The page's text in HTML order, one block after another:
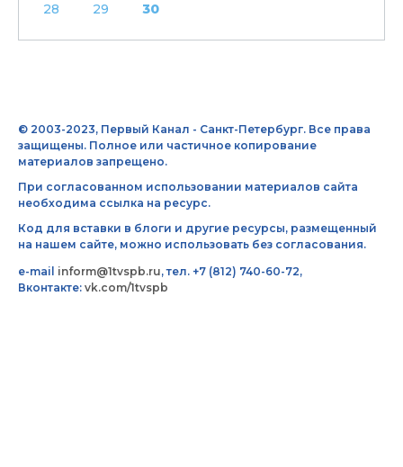
28
29 30
© 2003-2023, Первый Канал - Санкт-Петербург. Все права
защищены. Полное или частичное копирование
материалов запрещено.
При согласованном использовании материалов сайта
необходима ссылка на ресурс.
Код для вставки в блоги и другие ресурсы, размещенный
на нашем сайте, можно использовать без согласования.
e-mail inform@1tvspb.ru, тел. +7 (812) 740-60-72,
Вконтакте: vk.com/1tvspb